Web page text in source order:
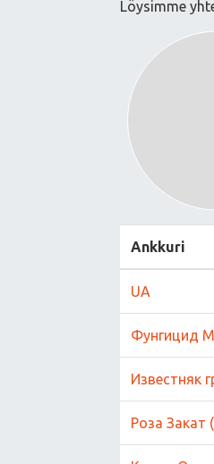
Löysimme
Ankkuri
UA
Фунгицид
Известняк
Роза Закат